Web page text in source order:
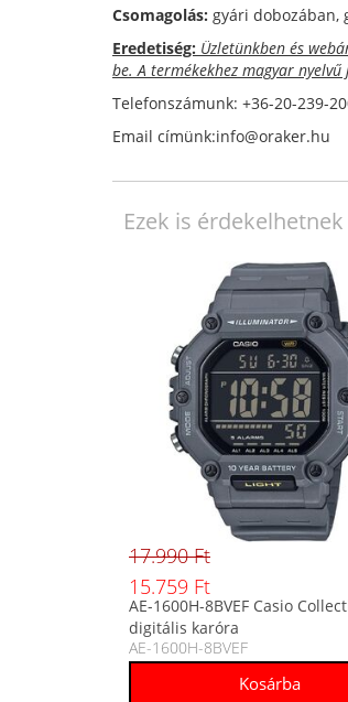
Csomagolás: gyári dobozában,
Eredetiség: Üzletünkben és
be. A termékekhez magyar
Telefonszámunk: +36-20-239-
Email címünk:info@oraker.hu
Ezek is érdekelhetnek
17.990 Ft
15.759 Ft
AE-1600H-8BVEF Casio
digitális karóra
AE-1600H-8BVEF